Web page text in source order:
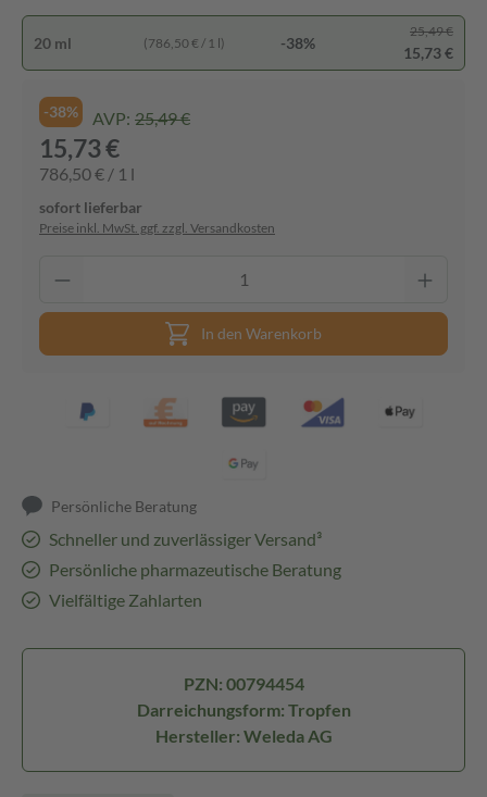
20 ml (786,50 € / 1 l) -38%
25,49 €
15,73 €
-38% AVP: 25,49 €
15,73 €
786,50 € / 1 l
sofort lieferbar
Preise inkl. MwSt. ggf. zzgl. Versandkosten
In den Warenkorb
Persönliche Beratung
Schneller und zuverlässiger Versand³
Persönliche pharmazeutische Beratung
Vielfältige Zahlarten
PZN: 00794454
Darreichungsform: Tropfen
Hersteller: Weleda AG